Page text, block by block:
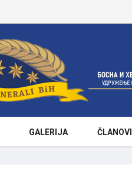
GALERIJA ČLANOVI